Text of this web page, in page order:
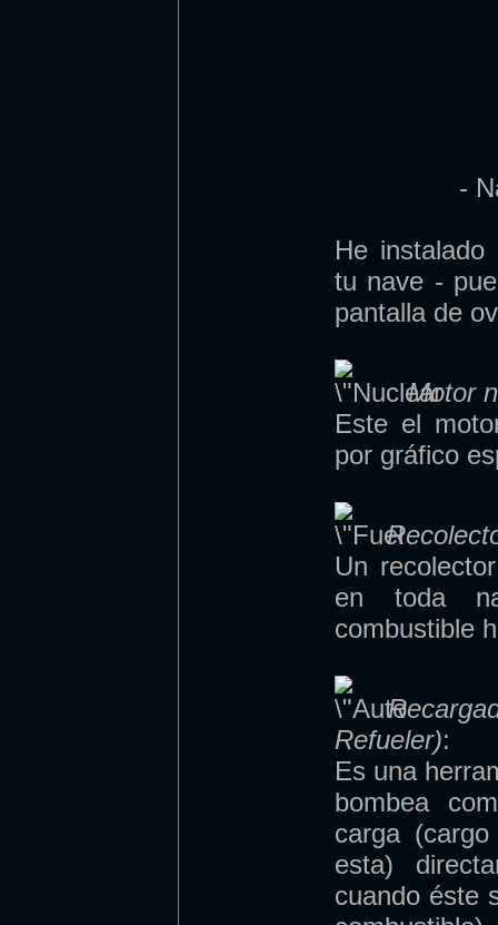
-
He instalado
tu nave -
pantalla de
Motor
Este el
por gráfico
Un
en toda
combustible
Refueler):
Es una
bombea
carga
esta)
cuando éste